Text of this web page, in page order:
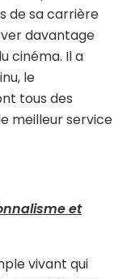
de sa carrière
davantage
cinéma. Il a
le
tous des
meilleur service
et
vivant qui